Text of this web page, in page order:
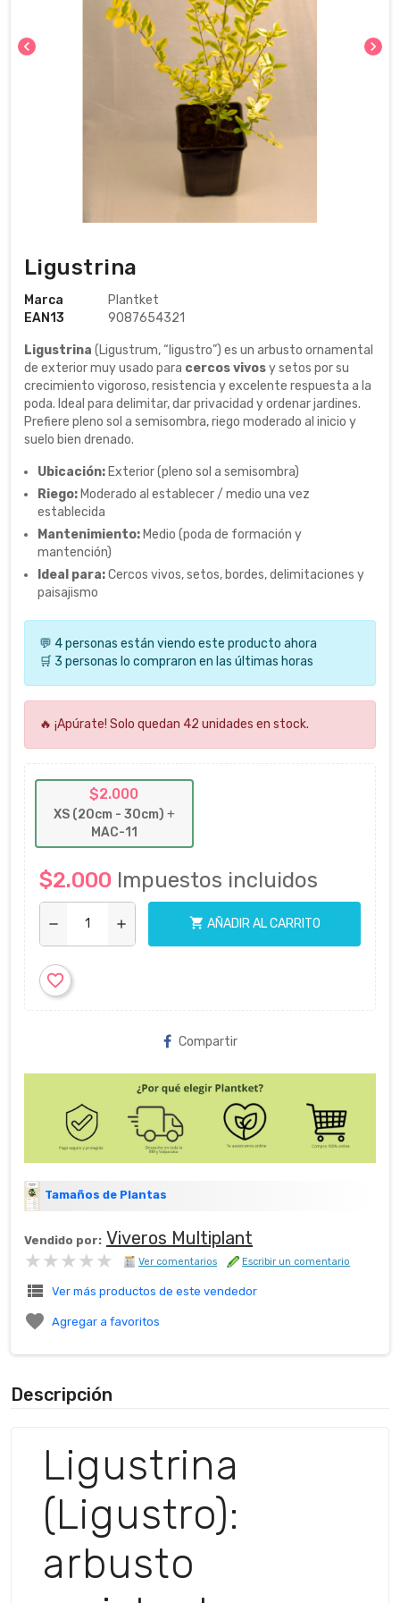
chevron_left chevron_right
Ligustrina
Marca
Plantket
EAN13
9087654321
Ligustrina (Ligustrum, “ligustro”) es un arbusto ornamental
de exterior muy usado para cercos vivosy setos por su
crecimiento vigoroso, resistencia y excelente respuesta a la
poda. Ideal para delimitar, dar privacidad y ordenar jardines.
Prefiere pleno sol a semisombra, riego moderado al inicio y
suelo bien drenado.
Ubicación: Exterior (pleno sol a semisombra)
Riego: Moderado al establecer / medio una vez
establecida
Mantenimiento: Medio (poda de formación y
mantención)
Ideal para:Cercos vivos, setos, bordes, delimitaciones y
paisajismo
💬 4 personas están viendo este producto ahora
🛒 3 personas lo compraron en las últimas horas
🔥 ¡Apúrate! Solo quedan 42 unidades en stock.
$2.000
XS (20cm - 30cm) +
MAC-11
$2.000 Impuestos incluidos
remove add shopping_cart AÑADIR AL CARRITO
favorite_border
Compartir
Tamaños de Plantas
Vendido por: Viveros Multiplant
★★★★★
★★★★★ Ver comentarios Escribir un comentario
view_list Ver más productos de este vendedor
 Agregar a favoritos
Descripción
Ligustrina
(Ligustro):
arbusto